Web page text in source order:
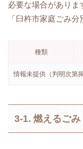
必要な場合がありま
「臼杵市家庭ごみ
種類
情報未提供（判明次第掲
3-1. 燃えるごみ